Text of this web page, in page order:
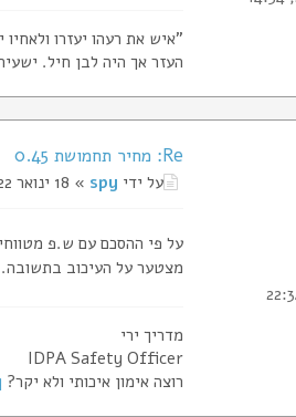
"איש את רעהו יעזרו
העזר אך היה לבן חיל.
Re: מחיר תחמושת 0.45
על ידי spy » 18 ינואר 2022, 05:18
על פי ההסכם עם ש.פ מטווחים, מחיר
מצטער על העיכוב בתשובה.
מדריך ירי
IDPA Safety Officer
רוצה אימון איכותי ולא יקר?